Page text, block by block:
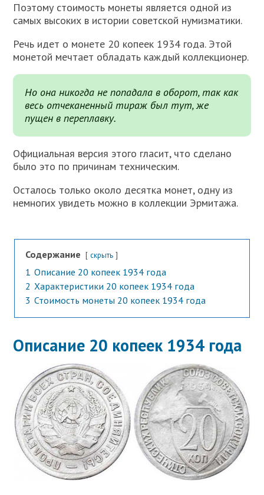
Поэтому стоимость монеты является одной из
самых высоких в истории советской нумизматики.
Речь идет о монете 20 копеек 1934 года. Этой
монетой мечтает обладать каждый коллекционер.
Но она никогда не попадала в оборот, так как
весь отчеканенный тираж был тут, же
пущен в переплавку.
Официальная версия этого гласит, что сделано
было это по причинам техническим.
Осталось только около десятка монет, одну из
немногих увидеть можно в коллекции Эрмитажа.
Содержание скрыть
1 Описание 20 копеек 1934 года
2 Характеристики 20 копеек 1934 года
3 Стоимость монеты 20 копеек 1934 года
Описание 20 копеек 1934 года